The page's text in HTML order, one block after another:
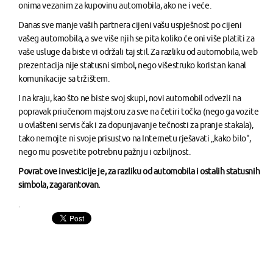
onima vezanim za kupovinu automobila, ako ne i veće.
Danas sve manje vaših partnera cijeni vašu uspješnost po cijeni
vašeg automobila, a sve više njih se pita koliko će oni više platiti za
vaše usluge da biste vi održali taj stil. Za razliku od automobila, web
prezentacija nije statusni simbol, nego višestruko koristan kanal
komunikacije sa tržištem.
I na kraju, kao što ne biste svoj skupi, novi automobil odvezli na
popravak priučenom majstoru za sve na četiri točka (nego ga vozite
u ovlašteni servis čak i za dopunjavanje tečnosti za pranje stakala),
tako nemojte ni svoje prisustvo na Internetu rješavati „kako bilo",
nego mu posvetite potrebnu pažnju i ozbiljnost.
Povrat ove investicije je, za razliku od automobila i ostalih statusnih
simbola, zagarantovan.
.